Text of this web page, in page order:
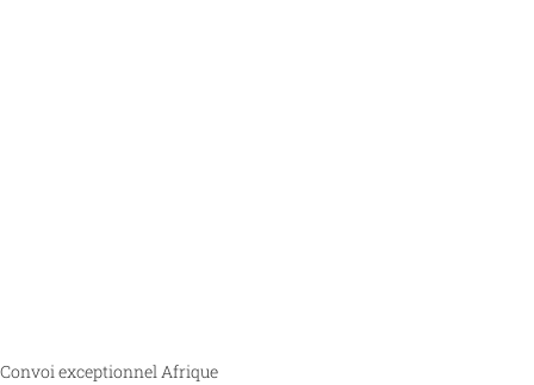
Convoi exceptionnel Afrique